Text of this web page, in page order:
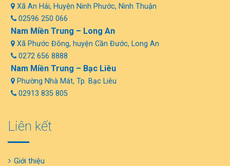
Xã An Hải, Huyện Ninh Phước, Ninh Thuận
02596 250 066
Nam Miền Trung – Long An
Xã Phước Đông, huyện Cần Đước, Long An
0272 656 8888
Nam Miền Trung – Bạc Liêu
Phường Nhà Mát, Tp. Bạc Liêu
02913 835 805
Liên kết
Giới thiệu